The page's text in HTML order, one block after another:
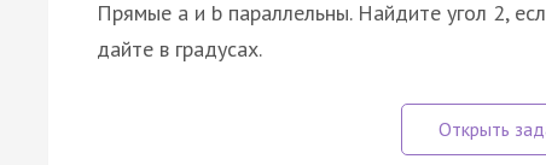
Прямые a и b параллельны. Найдите угол 2,
дайте в градусах.